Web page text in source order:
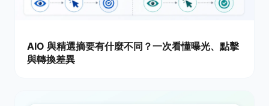
AIO 與精選摘要有什麼不同？一次看懂曝光、點擊
與轉換差異